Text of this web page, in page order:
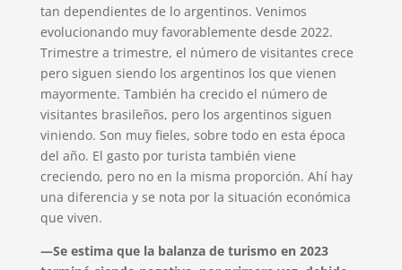
tan dependientes de lo argentinos. Venimos
evolucionando muy favorablemente desde 2022.
Trimestre a trimestre, el número de visitantes crece
pero siguen siendo los argentinos los que vienen
mayormente. También ha crecido el número de
visitantes brasileños, pero los argentinos siguen
viniendo. Son muy fieles, sobre todo en esta época
del año. El gasto por turista también viene
creciendo, pero no en la misma proporción. Ahí hay
una diferencia y se nota por la situación económica
que viven.
—Se estima que la balanza de turismo en 2023